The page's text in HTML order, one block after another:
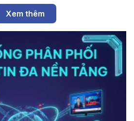
Xem thêm